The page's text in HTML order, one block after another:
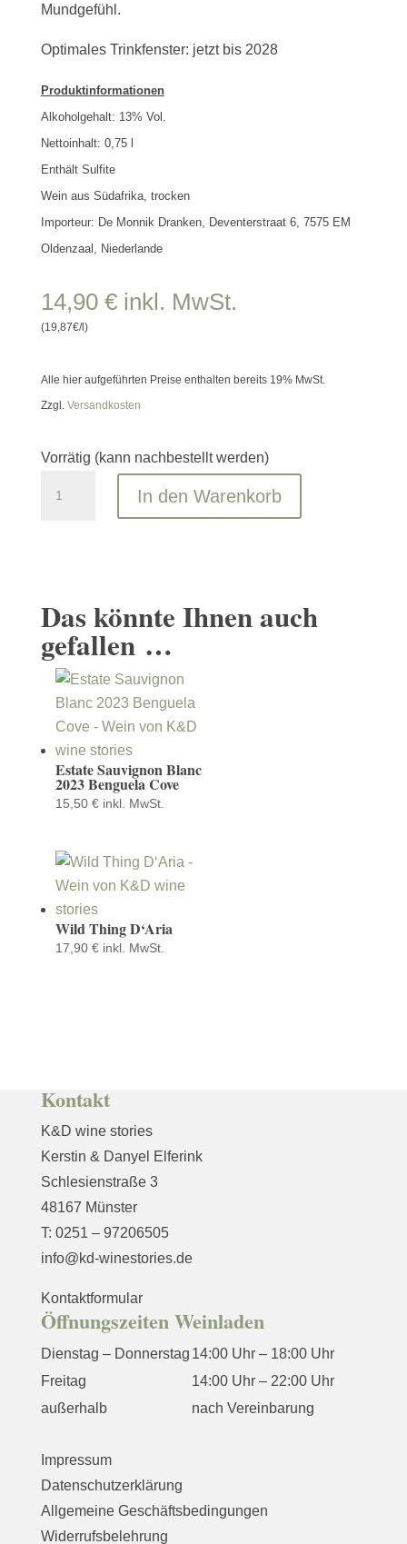
Mundgefühl.
Optimales Trinkfenster: jetzt bis 2028
Produktinformationen
Alkoholgehalt: 13% Vol.
Nettoinhalt: 0,75l
Enthält Sulfite
Wein aus Südafrika, trocken
Importeur: De Monnik Dranken, Deventerstraat 6, 7575 EM
Oldenzaal, Niederlande
14,90 € inkl. MwSt.
(19,87€/l)
Alle hier aufgeführten Preise enthalten bereits 19% MwSt.
Zzgl. Versandkosten
Vorrätig (kann nachbestellt werden)
In den Warenkorb
Das könnte Ihnen auch
gefallen …
Estate Sauvignon Blanc
2023 Benguela Cove
15,50 € inkl. MwSt.
Wild Thing D‘Aria
17,90 € inkl. MwSt.
Kontakt
K&D wine stories
Kerstin & Danyel Elferink
Schlesienstraße 3
48167 Münster
T: 0251 – 97206505
info@kd-winestories.de
Kontaktformular
Öffnungszeiten Weinladen
Dienstag – Donnerstag 14:00 Uhr – 18:00 Uhr
Freitag
14:00 Uhr – 22:00 Uhr
außerhalb
nach Vereinbarung
Impressum
Datenschutzerklärung
Allgemeine Geschäftsbedingungen
Widerrufsbelehrung